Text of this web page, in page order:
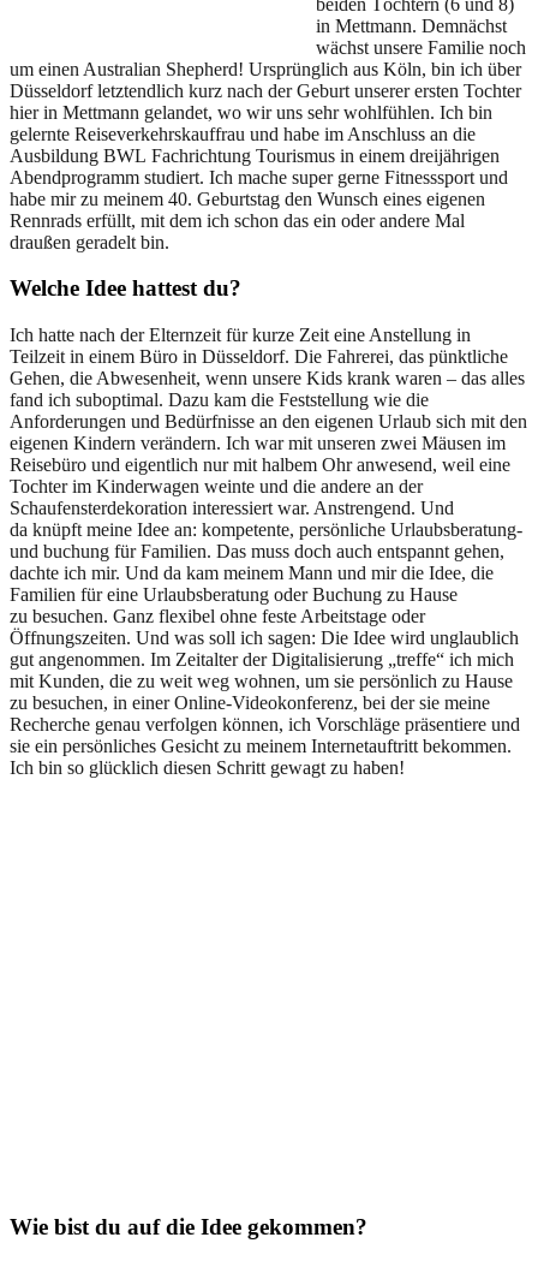
in Mettmann. Demnächst
wächst unsere Familie noch
um einen Australian Shepherd! Ursprünglich aus Köln, bin ich über
Düsseldorf letztendlich kurz nach der Geburt unserer ersten Tochter
hier in Mettmann gelandet, wo wir uns sehr wohlfühlen. Ich bin
gelernte Reiseverkehrskauffrau und habe im Anschluss an die
Ausbildung BWL Fachrichtung Tourismus in einem dreijährigen
Abendprogramm studiert. Ich mache super gerne Fitnesssport und
habe mir zu meinem 40. Geburtstag den Wunsch eines eigenen
Rennrads erfüllt, mit dem ich schon das ein oder andere Mal
draußen geradelt bin.
Welche Idee hattest du?
Ich hatte nach der Elternzeit für kurze Zeit eine Anstellung in
Teilzeit in einem Büro in Düsseldorf. Die Fahrerei, das pünktliche
Gehen, die Abwesenheit, wenn unsere Kids krank waren – das alles
fand ich suboptimal. Dazu kam die Feststellung wie die
Anforderungen und Bedürfnisse an den eigenen Urlaub sich mit den
eigenen Kindern verändern. Ich war mit unseren zwei Mäusen im
Reisebüro und eigentlich nur mit halbem Ohr anwesend, weil eine
Tochter im Kinderwagen weinte und die andere an der
Schaufensterdekoration interessiert war. Anstrengend. Und
da knüpft meine Idee an: kompetente, persönliche Urlaubsberatung-
und buchung für Familien. Das muss doch auch entspannt gehen,
dachte ich mir. Und da kam meinem Mann und mir die Idee, die
Familien für eine Urlaubsberatung oder Buchung zu Hause
zu besuchen. Ganz flexibel ohne feste Arbeitstage oder
Öffnungszeiten. Und was soll ich sagen: Die Idee wird unglaublich
gut angenommen. Im Zeitalter der Digitalisierung „treffe“ ich mich
mit Kunden, die zu weit weg wohnen, um sie persönlich zu Hause
zu besuchen, in einer Online-Videokonferenz, bei der sie meine
Recherche genau verfolgen können, ich Vorschläge präsentiere und
sie ein persönliches Gesicht zu meinem Internetauftritt bekommen.
Ich bin so glücklich diesen Schritt gewagt zu haben!
Wie bist du auf die Idee gekommen?